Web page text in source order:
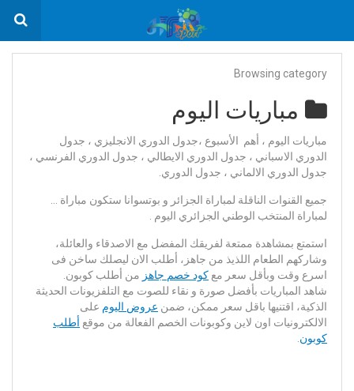
Browsing category
مباريات اليوم
مباريات اليوم ، أهم الأسبوع ،جدول الدوري الانجليزي ، جدول
الدوري الاسباني ، جدول الدوري الايطالي ، جدول الدوري الفرنسي ،
جدول الدوري الالماني ، جدول الدوري.
جميع القنوات الناقلة لمباراة الجزائر و بوتسوانا ستكون مباراة …
لمباراة المنتخب الوطني الجزائري اليوم .
استمتع بمشاهدة ممتعة لفريقك المفضل مع الاصدقاء والعائلة،
وشاركهم الطعام اللذيذ من جاهز، أطلب الان ليصلك ساخن فى
اسرع وقت وبأقل سعر مع كود خصم جاهز من أطلب كوبون.
شاهد المباريات بأفضل صورة و نقاء للصوت مع التلفزيونات الحديثة
الذكية، اقتنيها باقل سعر ممكن، ضمن عروض اليوم على
الالكترونيات اون لاين وكوبونات الخصم الفعالة من موقع أطلب
كوبون